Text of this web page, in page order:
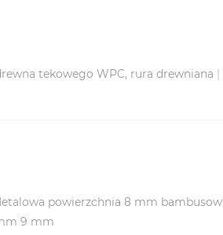
tekowego WPC, rura drewniana |
powierzchnia 8 mm
9 mm